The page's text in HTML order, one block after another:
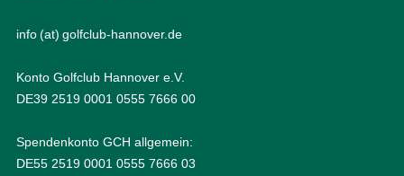
info (at) golfclub-hannover.de
Konto Golfclub Hannover e.V.
DE39 2519 0001 0555 7666 00
Spendenkonto GCH allgemein:
DE55 2519 0001 0555 7666 03